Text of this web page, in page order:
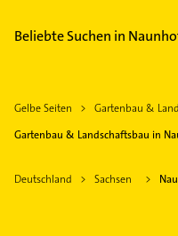
Beliebte Suchen in
Gelbe Seiten
Gartenbau &
Gartenbau & Landschaftsbau in
Deutschland Sachsen